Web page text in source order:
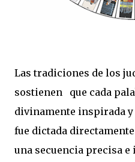
Las tradiciones de los
sostienen que cada
divinamente inspirada y
fue dictada
una secuencia precisa e